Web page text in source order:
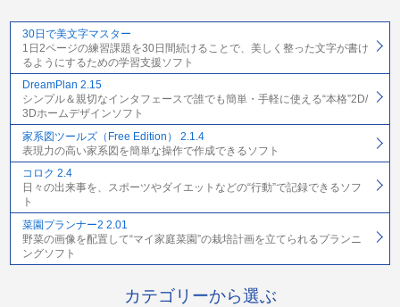
30日で美文字マスター
1日2ページの練習課題を30日間続けることで、美しく整った文字が書け
るようにするための学習支援ソフト
DreamPlan 2.15
シンプル＆親切なインタフェースで誰でも簡単・手軽に使える“本格”2D/
3Dホームデザインソフト
家系図ツールズ（Free Edition） 2.1.4
表現力の高い家系図を簡単な操作で作成できるソフト
コロク 2.4
日々の出来事を、スポーツやダイエットなどの“行動”で記録できるソフ
ト
菜園プランナー2 2.01
野菜の画像を配置して“マイ家庭菜園”の栽培計画を立てられるプランニ
ングソフト
カテゴリーから選ぶ